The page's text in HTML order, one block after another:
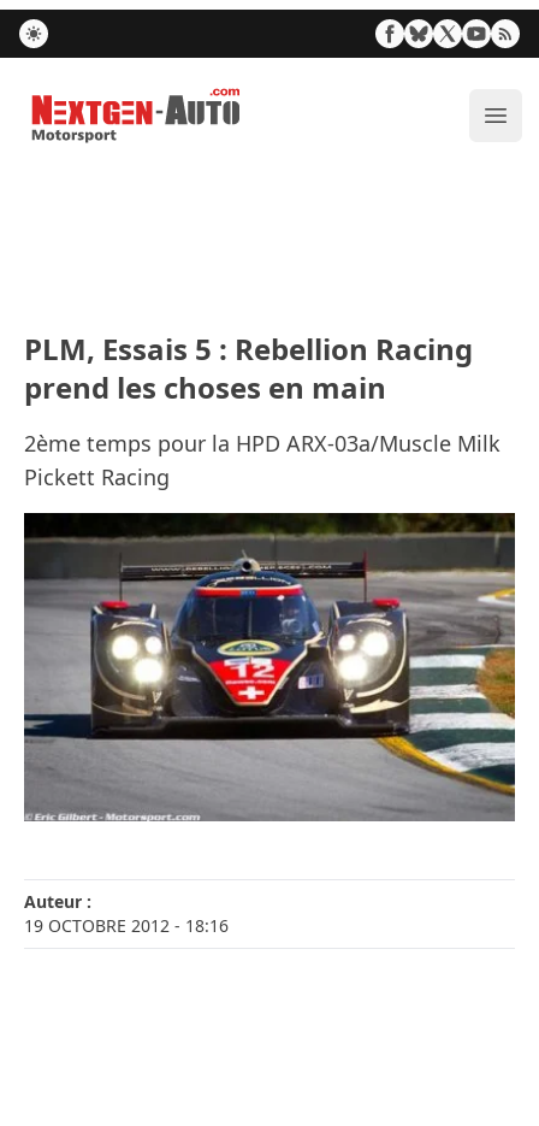
Nextgen-Auto.com
PLM, Essais 5 : Rebellion Racing
prend les choses en main
2ème temps pour la HPD ARX-03a/Muscle Milk
Pickett Racing
Auteur :
19 OCTOBRE 2012 - 18:16